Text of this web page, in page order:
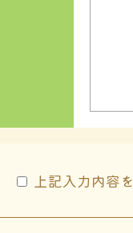
上記入力内容